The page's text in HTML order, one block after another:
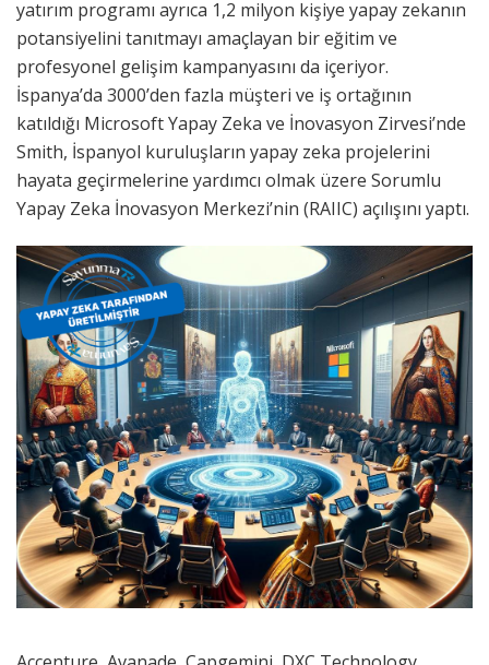
yatırım programı ayrıca 1,2 milyon kişiye yapay zekanın
potansiyelini tanıtmayı amaçlayan bir eğitim ve
profesyonel gelişim kampanyasını da içeriyor.
İspanya’da 3000’den fazla müşteri ve iş ortağının
katıldığı Microsoft Yapay Zeka ve İnovasyon Zirvesi’nde
Smith, İspanyol kuruluşların yapay zeka projelerini
hayata geçirmelerine yardımcı olmak üzere Sorumlu
Yapay Zeka İnovasyon Merkezi’nin (RAIIC) açılışını yaptı.